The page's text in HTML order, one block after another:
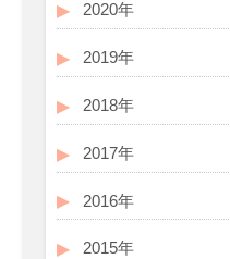
2020年
2019年
2018年
2017年
2016年
2015年